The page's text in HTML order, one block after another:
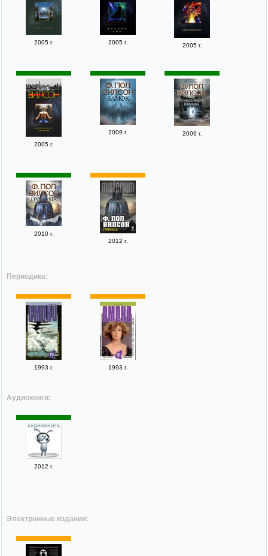
2005 г. 2005 г. 2005 г.
2005 г.
2009 г. 2009 г.
2010 г.
2012 г.
Периодика:
1993 г. 1993 г.
Аудиокниги:
2012 г.
Электронные издания: